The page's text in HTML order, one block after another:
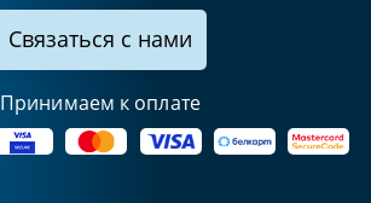
Связаться с нами
Принимаем к оплате